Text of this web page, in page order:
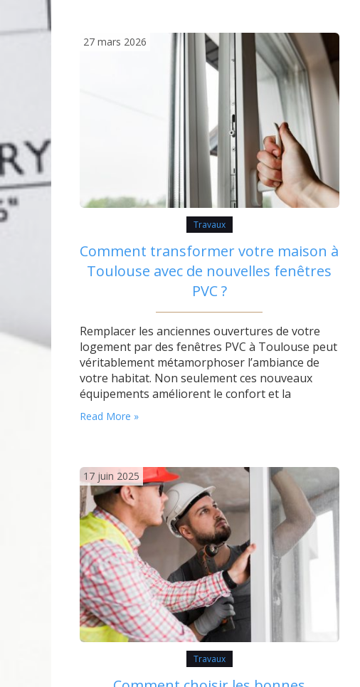
27 mars 2026
Travaux
Comment transformer votre maison à
Toulouse avec de nouvelles fenêtres
PVC ?
Remplacer les anciennes ouvertures de votre
logement par des fenêtres PVC à Toulouse peut
véritablement métamorphoser l’ambiance de
votre habitat. Non seulement ces nouveaux
équipements améliorent le confort et la
luminosité, mais ils offrent aussi un vrai plus en
matière d’isolation thermique et phonique pour
Read More »
17 juin 2025
Travaux